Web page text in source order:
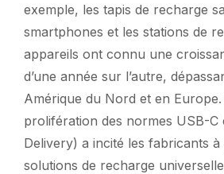
exemple, les tapis de recharge
smartphones et les stations de
appareils ont connu une
d’une année sur l’autre,
Amérique du Nord et en
prolifération des normes USB-C
Delivery) a incité les fabricants
solutions de recharge